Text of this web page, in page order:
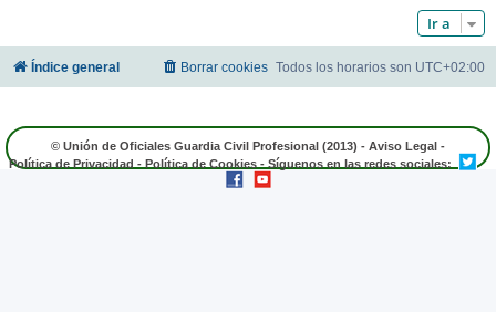
Ir a
Índice general Todos los horarios son UTC+02:00
Borrar cookies
© Unión de Oficiales Guardia Civil Profesional (2013) - Aviso Legal -
Política de Privacidad-Política de Cookies- Síguenos en las redes sociales: